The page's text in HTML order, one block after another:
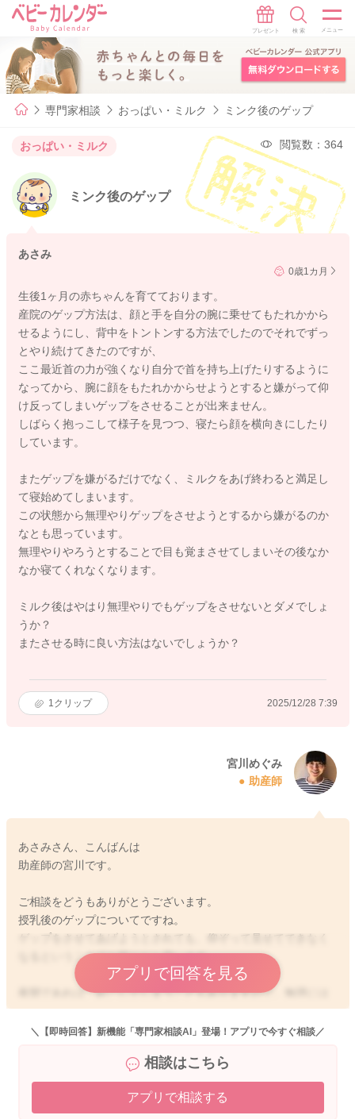
専門家相談 おっぱい・ミルク ミンク後のゲップ
おっぱい・ミルク 閲覧数：364
ミンク後のゲップ
あさみ
0歳1カ月
生後1ヶ月の赤ちゃんを育てております。
産院のゲップ方法は、顔と手を自分の腕に乗せてもたれかから
せるようにし、背中をトントンする方法でしたのでそれでずっ
とやり続けてきたのですが、
ここ最近首の力が強くなり自分で首を持ち上げたりするように
なってから、腕に顔をもたれかからせようとすると嫌がって仰
け反ってしまいゲップをさせることが出来ません。
しばらく抱っこして様子を見つつ、寝たら顔を横向きにしたり
しています。
またゲップを嫌がるだけでなく、ミルクをあげ終わると満足し
て寝始めてしまいます。
この状態から無理やりゲップをさせようとするから嫌がるのか
なとも思っています。
無理やりやろうとすることで目も覚まさせてしまいその後なか
なか寝てくれなくなります。
ミルク後はやはり無理やりでもゲップをさせないとダメでしょ
うか？
またさせる時に良い方法はないでしょうか？
1 クリップ 2025/12/28 7:39
宮川めぐみ
助産師
あさみさん、こんばんは
助産師の宮川です。
ご相談をどうもありがとうございます。
授乳後のゲップについてですね。
ゲップをさせてあげようとされても、仰ぞって見せてできなく
なるということでお困りだと思います。
夜間であれば、起こしてしまうこともありますので、無理には
させなくてもいいかもしれません。
しかし日中だけでも、出来るだけしっかりと出せている方が、
よかったら次の動画をご覧いただき、参考にしてみていただけ
アプリで回答を見る
＼【即時回答】新機能「専門家相談AI」登場！アプリで今すぐ相談／
相談はこちら
アプリで相談する